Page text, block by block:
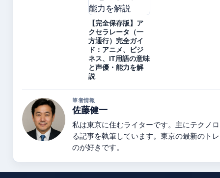
【完全保存版】ア
クセラレータ（一
方通行）完全ガイ
ド：アニメ、ビジ
ネス、IT用語の意味
と声優・能力を解
説
筆者情報
佐藤健一
私は東京に住むライターです。主にテクノ
る記事を執筆しています。東京の最新のト
のが好きです。